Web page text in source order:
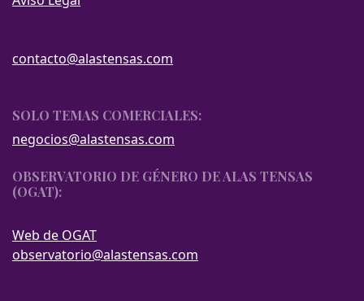
contacto@alastensas.com
SOLO TEMAS COMERCIALES:
negocios@alastensas.com
OBSERVATORIO DE GÉNERO DE ALAS TENSAS
(OGAT):
Web de OGAT
observatorio@alastensas.com